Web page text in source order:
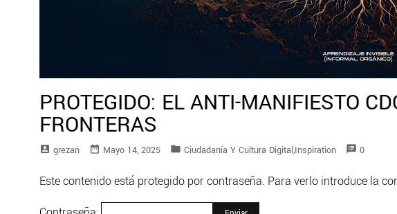
PROTEGIDO: EL ANTI-MANIFIESTO
FRONTERAS
account_box Grezan date_range Mayo 14, 2025 folder Ciudadanía Y Cultura Digital,Inspiration speaker_notes 0
Este contenido está protegido por contraseña. Para verlo introduce la